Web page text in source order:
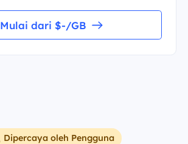
Mulai dari $-/GB
Dipercaya oleh Pengguna